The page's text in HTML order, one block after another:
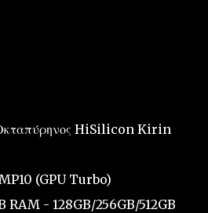
HiSilicon Kirin
(GPU Turbo)
RAM - 128GB/256GB/512GB